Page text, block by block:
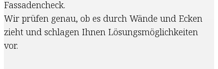
Fassadencheck.
Wir prüfen genau, ob es durch Wände und Ecken
zieht und schlagen Ihnen Lösungsmöglichkeiten
vor.